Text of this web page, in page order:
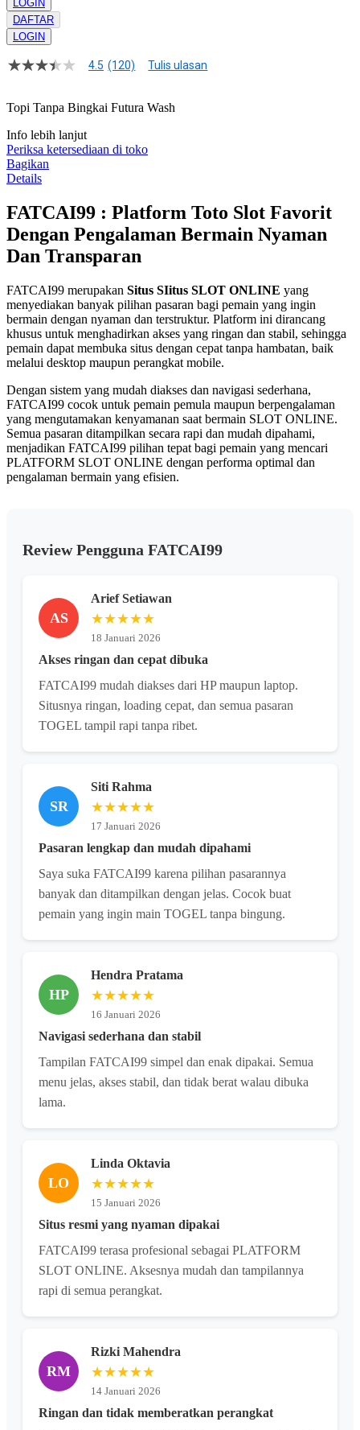
LOGIN
DAFTAR
LOGIN
4.5
bintang,
rating
rata-
rata.
Read
13
Tautan
halaman
yang
sama.
4.5 (120) Tulis ulasan
Topi Tanpa Bingkai Futura Wash
Info lebih lanjut
Periksa ketersediaan di toko
Bagikan
Details
FATCAI99 : Platform Toto Slot Favorit
Dengan Pengalaman Bermain Nyaman
Dan Transparan
FATCAI99 merupakan Situs SIitus SLOT ONLINE yang
menyediakan banyak pilihan pasaran bagi pemain yang ingin
bermain dengan nyaman dan terstruktur. Platform ini dirancang
khusus untuk menghadirkan akses yang ringan dan stabil, sehingga
pemain dapat membuka situs dengan cepat tanpa hambatan, baik
melalui desktop maupun perangkat mobile.
Dengan sistem yang mudah diakses dan navigasi sederhana,
FATCAI99 cocok untuk pemain pemula maupun berpengalaman
yang mengutamakan kenyamanan saat bermain SLOT ONLINE.
Semua pasaran ditampilkan secara rapi dan mudah dipahami,
menjadikan FATCAI99 pilihan tepat bagi pemain yang mencari
PLATFORM SLOT ONLINE dengan performa optimal dan
pengalaman bermain yang efisien.
Review Pengguna FATCAI99
AS
Arief Setiawan
★★★★★
18 Januari 2026
Akses ringan dan cepat dibuka
FATCAI99 mudah diakses dari HP maupun laptop.
Situsnya ringan, loading cepat, dan semua pasaran
TOGEL tampil rapi tanpa ribet.
SR
Siti Rahma
★★★★★
17 Januari 2026
Pasaran lengkap dan mudah dipahami
Saya suka FATCAI99 karena pilihan pasarannya
banyak dan ditampilkan dengan jelas. Cocok buat
pemain yang ingin main TOGEL tanpa bingung.
HP
Hendra Pratama
★★★★★
16 Januari 2026
Navigasi sederhana dan stabil
Tampilan FATCAI99 simpel dan enak dipakai. Semua
menu jelas, akses stabil, dan tidak berat walau dibuka
lama.
LO
Linda Oktavia
★★★★★
15 Januari 2026
Situs resmi yang nyaman dipakai
FATCAI99 terasa profesional sebagai PLATFORM
SLOT ONLINE. Aksesnya mudah dan tampilannya
rapi di semua perangkat.
RM
Rizki Mahendra
★★★★★
14 Januari 2026
Ringan dan tidak memberatkan perangkat